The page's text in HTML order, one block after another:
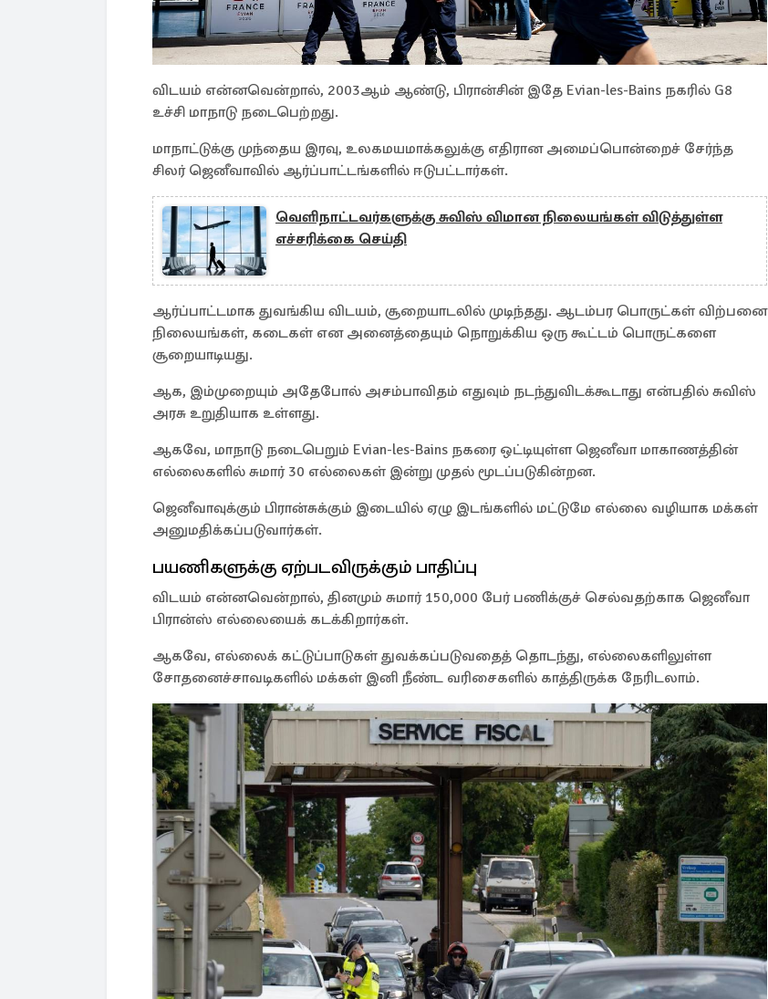
விடயம் என்னவென்றால், 2003ஆம் ஆண்டு, பிரான்சின் இதே Evian-les-Bains நகரில் G8
உச்சி மாநாடு நடைபெற்றது.
மாநாட்டுக்கு முந்தைய இரவு, உலகமயமாக்கலுக்கு எதிரான அமைப்பொன்றைச் சேர்ந்த
சிலர் ஜெனீவாவில் ஆர்ப்பாட்டங்களில் ஈடுபட்டார்கள்.
வெளிநாட்டவர்களுக்கு சுவிஸ் விமான நிலையங்கள் விடுத்துள்ள
எச்சரிக்கை செய்தி
ஆர்ப்பாட்டமாக துவங்கிய விடயம், சூறையாடலில் முடிந்தது. ஆடம்பர பொருட்கள் விற்பனை
நிலையங்கள், கடைகள் என அனைத்தையும் நொறுக்கிய ஒரு கூட்டம் பொருட்களை
சூறையாடியது.
ஆக, இம்முறையும் அதேபோல் அசம்பாவிதம் எதுவும் நடந்துவிடக்கூடாது என்பதில் சுவிஸ்
அரசு உறுதியாக உள்ளது.
ஆகவே, மாநாடு நடைபெறும் Evian-les-Bains நகரை ஒட்டியுள்ள ஜெனீவா மாகாணத்தின்
எல்லைகளில் சுமார் 30 எல்லைகள் இன்று முதல் மூடப்படுகின்றன.
ஜெனீவாவுக்கும் பிரான்சுக்கும் இடையில் ஏழு இடங்களில் மட்டுமே எல்லை வழியாக மக்கள்
அனுமதிக்கப்படுவார்கள்.
பயணிகளுக்கு ஏற்படவிருக்கும் பாதிப்பு
விடயம் என்னவென்றால், தினமும் சுமார் 150,000 பேர் பணிக்குச் செல்வதற்காக ஜெனீவா
பிரான்ஸ் எல்லையைக் கடக்கிறார்கள்.
ஆகவே, எல்லைக் கட்டுப்பாடுகள் துவக்கப்படுவதைத் தொடந்து, எல்லைகளிலுள்ள
சோதனைச்சாவடிகளில் மக்கள் இனி நீண்ட வரிசைகளில் காத்திருக்க நேரிடலாம்.